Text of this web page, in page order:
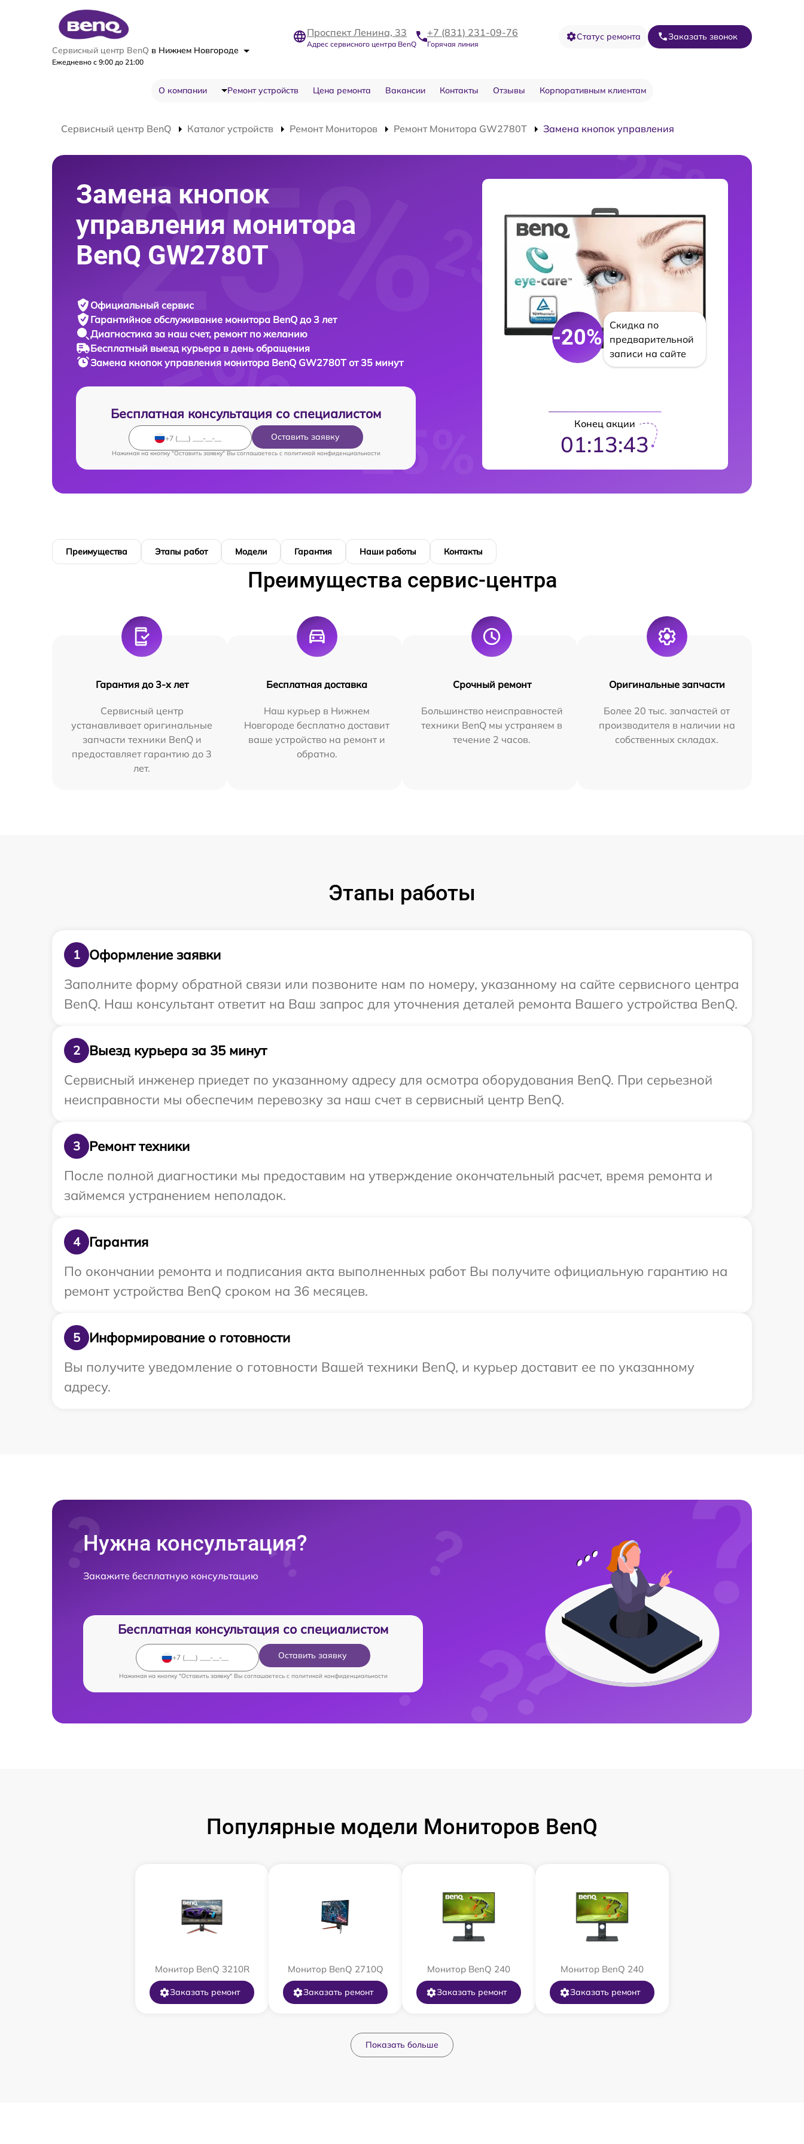
Сервисный центр BenQ в Нижнем Новгороде
Ежедневно с 9:00 до 21:00
Проспект Ленина, 33
Адрес сервисного центра BenQ
+7 (831) 231-09-76
Горячая линия
Статус ремонта Заказать звонок
О компании Ремонт устройств Цена ремонта Вакансии Контакты Отзывы Корпоративным клиентам
Сервисный центр BenQ Каталог устройств Ремонт Мониторов Ремонт Монитора GW2780T Замена кнопок управления
Замена кнопок
управления монитора
BenQ GW2780T
Официальный сервис
Гарантийное обслуживание монитора BenQ до 3 лет
Диагностика за наш счет, ремонт по желанию
Бесплатный выезд курьера в день обращения
Замена кнопок управления монитора BenQ GW2780T от 35 минут
Бесплатная консультация со специалистом
Оставить заявку
Нажимая на кнопку "Оставить заявку" Вы соглашаетесь c политикой конфиденциальности
-20%
Скидка по
предварительной
записи на сайте
Конец акции
01:13:42
Преимущества Этапы работ Модели Гарантия Наши работы Контакты
Преимущества сервис-центра
Гарантия до 3-х лет
Сервисный центр
устанавливает оригинальные
запчасти техники BenQ и
предоставляет гарантию до 3
лет.
Бесплатная доставка
Наш курьер в Нижнем
Новгороде бесплатно доставит
ваше устройство на ремонт и
обратно.
Срочный ремонт
Большинство неисправностей
техники BenQ мы устраняем в
течение 2 часов.
Оригинальные запчасти
Более 20 тыс. запчастей от
производителя в наличии на
собственных складах.
Этапы работы
1
Оформление заявки
Заполните форму обратной связи или позвоните нам по номеру, указанному на сайте сервисного центра
BenQ. Наш консультант ответит на Ваш запрос для уточнения деталей ремонта Вашего устройства BenQ.
2
Выезд курьера за 35 минут
Сервисный инженер приедет по указанному адресу для осмотра оборудования BenQ. При серьезной
неисправности мы обеспечим перевозку за наш счет в сервисный центр BenQ.
3
Ремонт техники
После полной диагностики мы предоставим на утверждение окончательный расчет, время ремонта и
займемся устранением неполадок.
4
Гарантия
По окончании ремонта и подписания акта выполненных работ Вы получите официальную гарантию на
ремонт устройства BenQ сроком на 36 месяцев.
5
Информирование о готовности
Вы получите уведомление о готовности Вашей техники BenQ, и курьер доставит ее по указанному
адресу.
Нужна консультация?
Закажите бесплатную консультацию
Бесплатная консультация со специалистом
Оставить заявку
Нажимая на кнопку "Оставить заявку" Вы соглашаетесь c политикой конфиденциальности
Популярные модели Мониторов BenQ
Монитор BenQ 3210R
Заказать ремонт
Монитор BenQ 2710Q
Заказать ремонт
Монитор BenQ 240
Заказать ремонт
Монитор BenQ 240
Заказать ремонт
Показать больше